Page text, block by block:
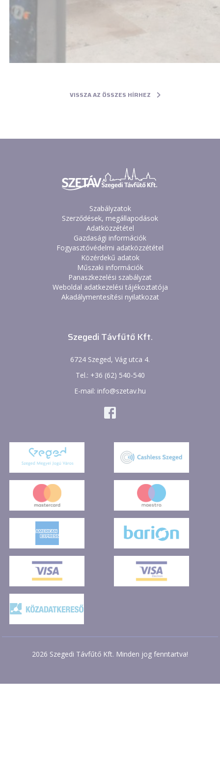
VISSZA AZ ÖSSZES HÍRHEZ
Szabályzatok
Szerződések, megállapodások
Adatközzététel
Gazdasági információk
Fogyasztóvédelmi adatközzététel
Közérdekű adatok
Műszaki információk
Panaszkezelési szabályzat
Weboldal adatkezelési tájékoztatója
Akadálymentesítési nyilatkozat
Szegedi Távfűtő Kft.
6724 Szeged, Vág utca 4.
Tel.: +36 (62) 540-540
E-mail: info@szetav.hu
2026 Szegedi Távfűtő Kft. Minden jog fenntartva!